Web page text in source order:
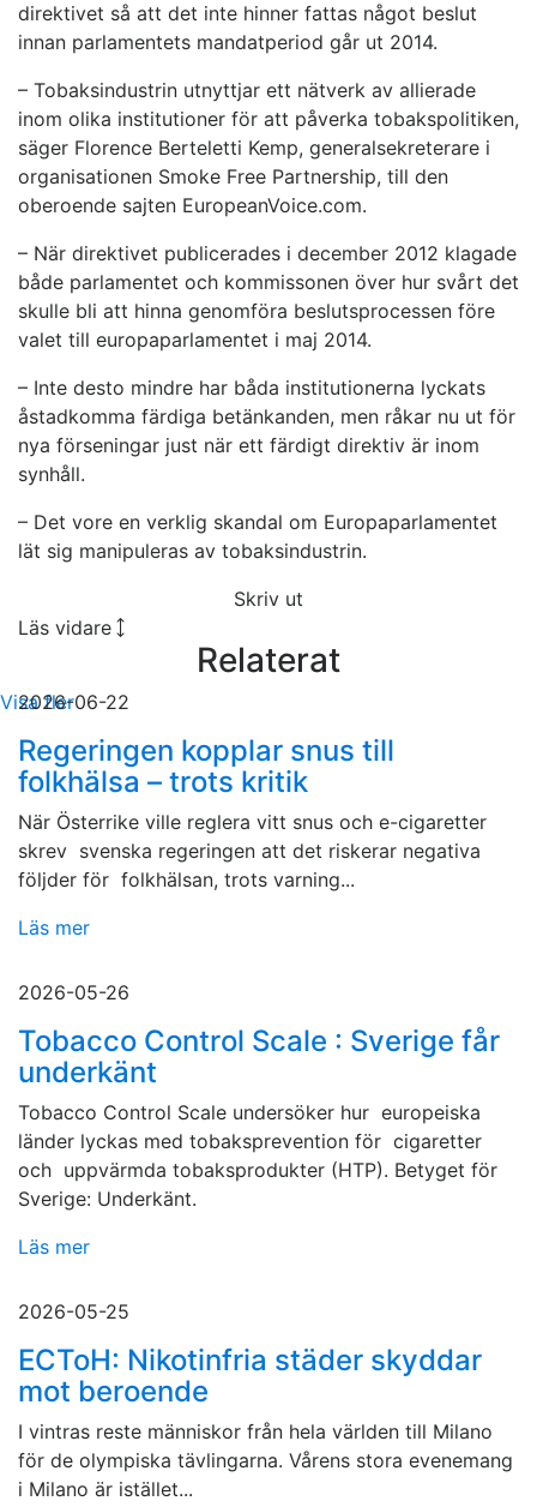
direktivet så att det inte hinner fattas något beslut
innan parlamentets mandatperiod går ut 2014.
– Tobaksindustrin utnyttjar ett nätverk av allierade
inom olika institutioner för att påverka tobakspolitiken,
säger Florence Berteletti Kemp, generalsekreterare i
organisationen Smoke Free Partnership, till den
oberoende sajten EuropeanVoice.com.
– När direktivet publicerades i december 2012 klagade
både parlamentet och kommissonen över hur svårt det
skulle bli att hinna genomföra beslutsprocessen före
valet till europaparlamentet i maj 2014.
– Inte desto mindre har båda institutionerna lyckats
åstadkomma färdiga betänkanden, men råkar nu ut för
nya förseningar just när ett färdigt direktiv är inom
synhåll.
– Det vore en verklig skandal om Europaparlamentet
lät sig manipuleras av tobaksindustrin.
Skriv ut
Läs vidare
Relaterat
2026-06-22
Regeringen kopplar snus till
folkhälsa – trots kritik
När Österrike ville reglera vitt snus och e-cigaretter
skrev svenska regeringen att det riskerar negativa
följder för folkhälsan, trots varning...
Läs mer
2026-05-26
Tobacco Control Scale : Sverige får
underkänt
Tobacco Control Scale undersöker hur europeiska
länder lyckas med tobaksprevention för cigaretter
och uppvärmda tobaksprodukter (HTP). Betyget för
Sverige: Underkänt.
Läs mer
2026-05-25
ECToH: Nikotinfria städer skyddar
mot beroende
I vintras reste människor från hela världen till Milano
för de olympiska tävlingarna. Vårens stora evenemang
i Milano är istället...
Visa fler